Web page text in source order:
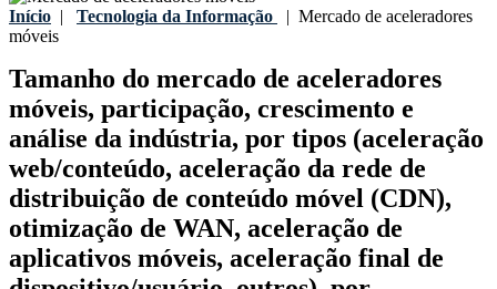
Início | Tecnologia da Informação | Mercado de aceleradores
móveis
Tamanho do mercado de aceleradores
móveis, participação, crescimento e
análise da indústria, por tipos (aceleração
web/conteúdo, aceleração da rede de
distribuição de conteúdo móvel (CDN),
otimização de WAN, aceleração de
aplicativos móveis, aceleração final de